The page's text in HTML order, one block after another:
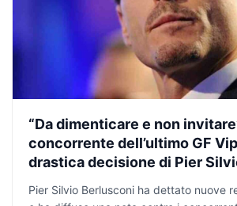
“Da dimenticare e non
concorrente dell’ultimo GF
drastica decisione di Pier
Pier Silvio Berlusconi ha dettato nuove